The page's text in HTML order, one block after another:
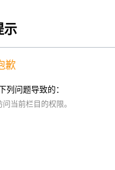
示
歉
列问题导致的：
问当前栏目的权限。